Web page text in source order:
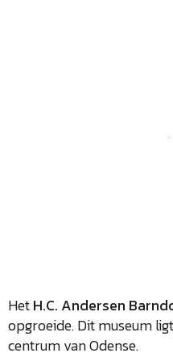
HetH.C. Andersen
opgroeide. Dit museum
centrum van Odense.